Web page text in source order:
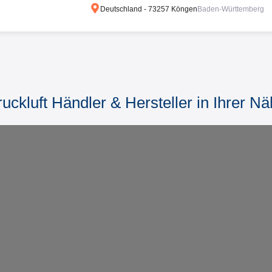
Deutschland -73257 Köngen Baden-Württemberg
Händler & Hersteller in Ihrer